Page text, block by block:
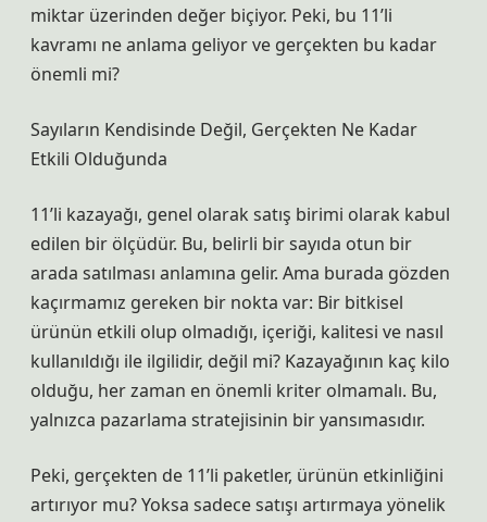
miktar üzerinden değer biçiyor. Peki, bu 11’li
kavramı ne anlama geliyor ve gerçekten bu kadar
önemli mi?
Sayıların Kendisinde Değil, Gerçekten Ne Kadar
Etkili Olduğunda
11’li kazayağı, genel olarak satış birimi olarak kabul
edilen bir ölçüdür. Bu, belirli bir sayıda otun bir
arada satılması anlamına gelir. Ama burada gözden
kaçırmamız gereken bir nokta var: Bir bitkisel
ürünün etkili olup olmadığı, içeriği, kalitesi ve nasıl
kullanıldığı ile ilgilidir, değil mi? Kazayağının kaç kilo
olduğu, her zaman en önemli kriter olmamalı. Bu,
yalnızca pazarlama stratejisinin bir yansımasıdır.
Peki, gerçekten de 11’li paketler, ürünün etkinliğini
artırıyor mu? Yoksa sadece satışı artırmaya yönelik